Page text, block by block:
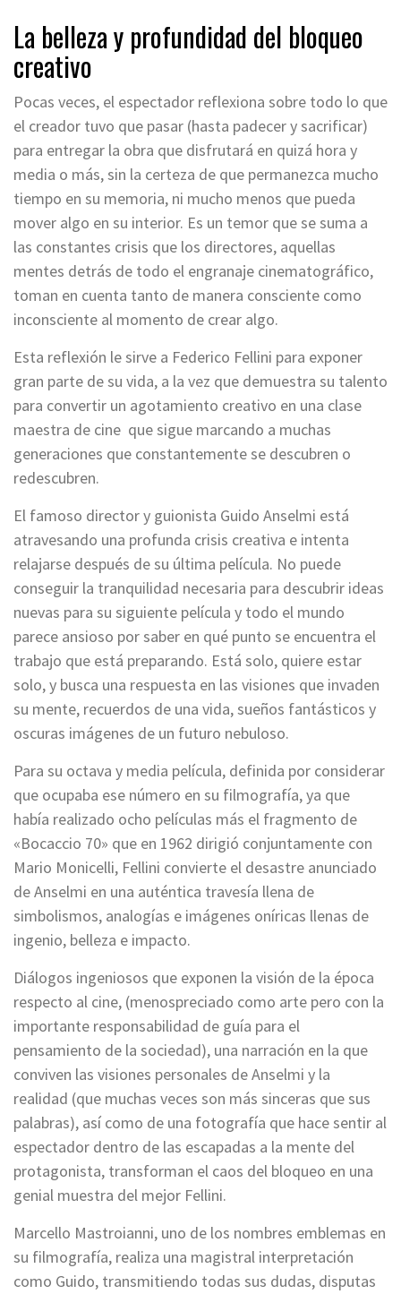
La belleza y profundidad del bloqueo
creativo
Pocas veces, el espectador reflexiona sobre todo lo que
el creador tuvo que pasar (hasta padecer y sacrificar)
para entregar la obra que disfrutará en quizá hora y
media o más, sin la certeza de que permanezca mucho
tiempo en su memoria, ni mucho menos que pueda
mover algo en su interior. Es un temor que se suma a
las constantes crisis que los directores, aquellas
mentes detrás de todo el engranaje cinematográfico,
toman en cuenta tanto de manera consciente como
inconsciente al momento de crear algo.
Esta reflexión le sirve a Federico Fellini para exponer
gran parte de su vida, a la vez que demuestra su talento
para convertir un agotamiento creativo en una clase
maestra de cine que sigue marcando a muchas
generaciones que constantemente se descubren o
redescubren.
El famoso director y guionista Guido Anselmi está
atravesando una profunda crisis creativa e intenta
relajarse después de su última película. No puede
conseguir la tranquilidad necesaria para descubrir ideas
nuevas para su siguiente película y todo el mundo
parece ansioso por saber en qué punto se encuentra el
trabajo que está preparando. Está solo, quiere estar
solo, y busca una respuesta en las visiones que invaden
su mente, recuerdos de una vida, sueños fantásticos y
oscuras imágenes de un futuro nebuloso.
Para su octava y media película, definida por considerar
que ocupaba ese número en su filmografía, ya que
había realizado ocho películas más el fragmento de
«Bocaccio 70» que en 1962 dirigió conjuntamente con
Mario Monicelli, Fellini convierte el desastre anunciado
de Anselmi en una auténtica travesía llena de
simbolismos, analogías e imágenes oníricas llenas de
ingenio, belleza e impacto.
Diálogos ingeniosos que exponen la visión de la época
respecto al cine, (menospreciado como arte pero con la
importante responsabilidad de guía para el
pensamiento de la sociedad), una narración en la que
conviven las visiones personales de Anselmi y la
realidad (que muchas veces son más sinceras que sus
palabras), así como de una fotografía que hace sentir al
espectador dentro de las escapadas a la mente del
protagonista, transforman el caos del bloqueo en una
genial muestra del mejor Fellini.
Marcello Mastroianni, uno de los nombres emblemas en
su filmografía, realiza una magistral interpretación
como Guido, transmitiendo todas sus dudas, disputas